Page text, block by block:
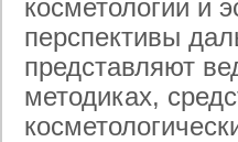
косметологии и
перспективы
представляют
методиках,